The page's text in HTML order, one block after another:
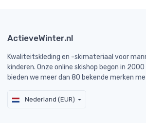
ActieveWinter.nl
Kwaliteitskleding en -skimateriaal voor
kinderen. Onze online skishop begon in
bieden we meer dan 80 bekende merken
Nederland (EUR)